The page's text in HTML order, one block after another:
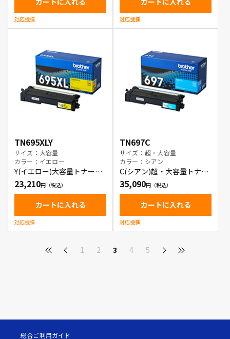
対応機種 対応機種
TN695XLY
サイズ：大容量
カラー：イエロー
Y(イエロー)大容量トナート
ナーカートリッジ
23,210
カートに入れる
対応機種
TN697C
サイズ：超・大容量
カラー：シアン
C(シアン)超・大容量トナー
カートリッジ
35,090
カートに入れる
対応機種
1 2 3 4 5
総合ご利用ガイド